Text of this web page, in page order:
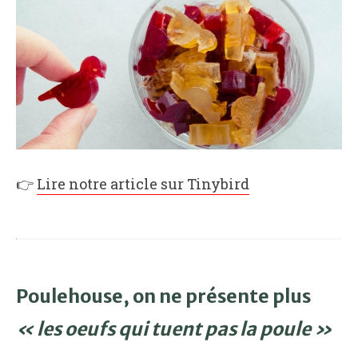
👉 Lire notre article sur Tinybird
Poulehouse, on ne présente plus
« les oeufs qui tuent pas la poule »